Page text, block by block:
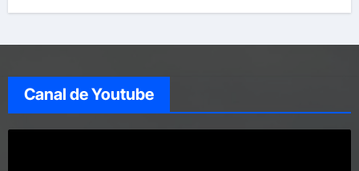
Canal de Youtube